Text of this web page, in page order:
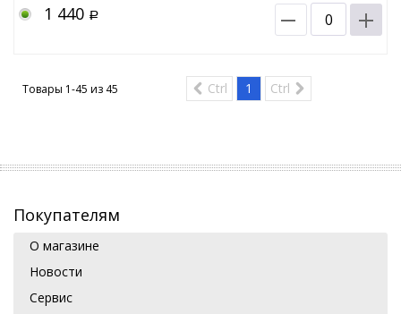
1 440 Р
Товары 1-45 из 45 Ctrl 1 Ctrl
Покупателям
О магазине
Новости
Сервис